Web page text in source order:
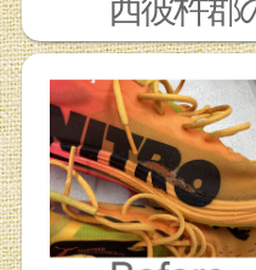
西彼杵郡